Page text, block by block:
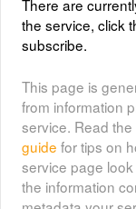
de Andalucía.
Andalucía
Diciembre. Año
(tmed_1999_12)
Temperatura
Andalucía
There are
the service, click
subscribe.
This page is
from information
service. Read
guide for tips on
service page
the information